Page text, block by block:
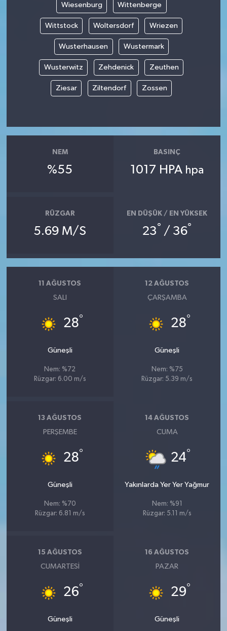
Wiesenburg Wittenberge
Wittstock Woltersdorf Wriezen
Wusterhausen Wustermark
Wusterwitz Zehdenick Zeuthen
Ziesar Ziltendorf Zossen
NEM
%55
BASINÇ
1017 HPA hpa
RÜZGAR
5.69 M/S
EN DÜŞÜK / EN YÜKSEK
23° / 36°
11 AĞUSTOS
SALI
28°
Güneşli
Nem: %72
Rüzgar: 6.00 m/s
12 AĞUSTOS
ÇARŞAMBA
28°
Güneşli
Nem: %75
Rüzgar: 5.39 m/s
13 AĞUSTOS
PERŞEMBE
28°
Güneşli
Nem: %70
Rüzgar: 6.81 m/s
14 AĞUSTOS
CUMA
24°
Yakınlarda Yer Yer Yağmur
Nem: %91
Rüzgar: 5.11 m/s
15 AĞUSTOS
CUMARTESI
26°
Güneşli
16 AĞUSTOS
PAZAR
29°
Güneşli